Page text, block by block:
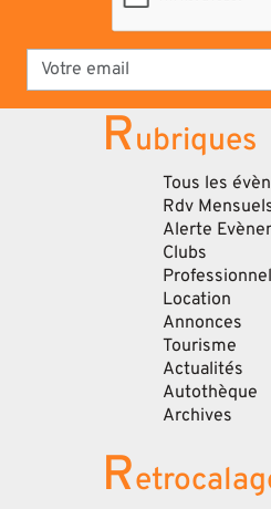
Rubriques
Tous les
Rdv
Alerte
Clubs
Location
Annonces
Tourisme
Actualités
Autothèque
Archives
R